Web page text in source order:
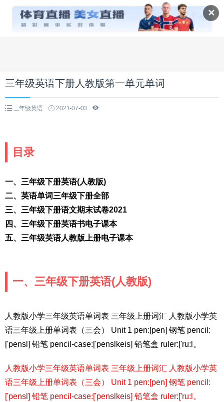
✕
三年级英语下册人教版第一单元单词
三年级英语 2021-07-03
目录
一、三年级下册英语(人教版)
二、英语单词三年级下册全部
三、三年级下册语文期末试卷2021
四、三年级下册英语书电子课本
五、三年级英语人教版上册电子课本
一、三年级下册英语(人教版)
人教版小学三年级英语单词表 三年级上册词汇 人教版小学英
语三年级上册单词表（三会） Unit 1 pen:[pen] 钢笔 pencil:
['pensl] 铅笔 pencil-case:['penslkeis] 铅笔盒 ruler:['ru:l。
人教版小学三年级英语单词表 三年级上册词汇 人教版小学英
语三年级上册单词表（三会） Unit 1 pen:[pen] 钢笔 pencil:
['pensl] 铅笔 pencil-case:['penslkeis] 铅笔盒 ruler:['ru:l。